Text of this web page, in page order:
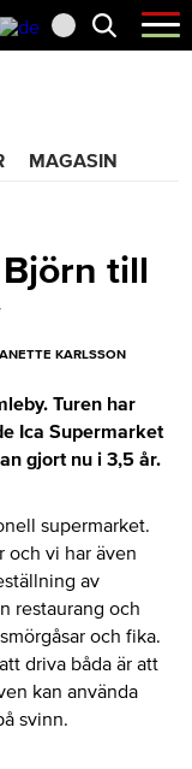
Öppna
menyn
MAGASIN
till
ANETTE KARLSSON
Turen har
Ica Supermarket
gjort nu i 3,5 år.
supermarket.
och vi har även
av
restaurang och
och fika.
driva båda är att
kan använda
svinn.